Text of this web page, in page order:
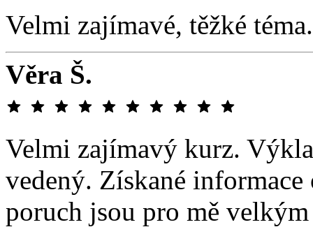
Velmi zajímavé, těžké téma.
Věra Š.
Velmi zajímavý kurz.
vedený. Získané
poruch jsou pro mě